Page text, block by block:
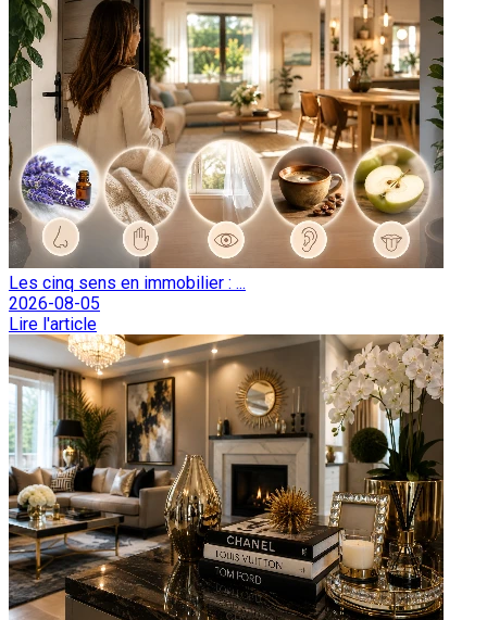
Les cinq sens en immobilier : ...
2026-08-05
Lire l'article